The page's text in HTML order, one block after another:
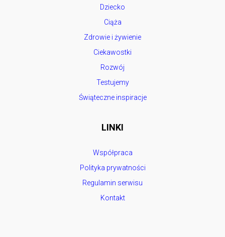
Dziecko
Ciąża
Zdrowie i żywienie
Ciekawostki
Rozwój
Testujemy
Świąteczne inspiracje
LINKI
Współpraca
Polityka prywatności
Regulamin serwisu
Kontakt